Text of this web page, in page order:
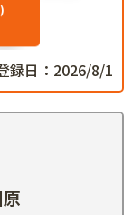
録日：2026/8/1